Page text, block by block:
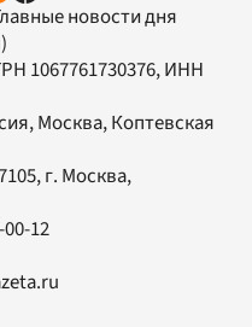
новости дня
1067761730376, ИНН
Москва, Коптевская
, г. Москва,
12